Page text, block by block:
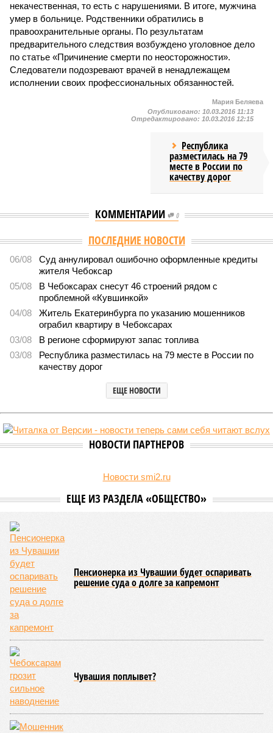
некачественная, то есть с нарушениями. В итоге, мужчина
умер в больнице. Родственники обратились в
правоохранительные органы. По результатам
предварительного следствия возбуждено уголовное дело
по статье «Причинение смерти по неосторожности».
Следователи подозревают врачей в ненадлежащем
исполнении своих профессиональных обязанностей.
Мария Беляева
Опубликовано: 10.03.2016 11:13
Отредактировано: 10.03.2016 12:15
Республика
разместилась на 79
месте в России по
качеству дорог
КОММЕНТАРИИ 0
ПОСЛЕДНИЕ НОВОСТИ
06/08
Суд аннулировал ошибочно оформленные кредиты
жителя Чебоксар
05/08
В Чебоксарах снесут 46 строений рядом с
проблемной «Кувшинкой»
04/08
Житель Екатеринбурга по указанию мошенников
ограбил квартиру в Чебоксарах
03/08
В регионе сформируют запас топлива
03/08
Республика разместилась на 79 месте в России по
качеству дорог
ЕЩЕ НОВОСТИ
НОВОСТИ ПАРТНЕРОВ
Новости smi2.ru
ЕЩЕ ИЗ РАЗДЕЛА «ОБЩЕСТВО»
Пенсионерка из Чувашии будет оспаривать
решение суда о долге за капремонт
Чувашия поплывет?